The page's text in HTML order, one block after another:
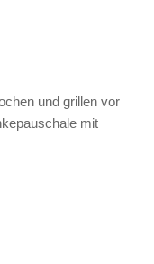
und grillen vor
mit